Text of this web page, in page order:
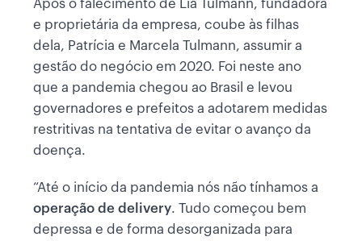
Após o falecimento de Lia Tulmann, fundadora
e proprietária da empresa, coube às filhas
dela, Patrícia e Marcela Tulmann, assumir a
gestão do negócio em 2020. Foi neste ano
que a pandemia chegou ao Brasil e levou
governadores e prefeitos a adotarem medidas
restritivas na tentativa de evitar o avanço da
doença.
“Até o início da pandemia nós não tínhamos a
operação de delivery. Tudo começou bem
depressa e de forma desorganizada para